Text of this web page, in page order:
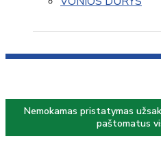
Nemokamas pristatymas
paštomatus